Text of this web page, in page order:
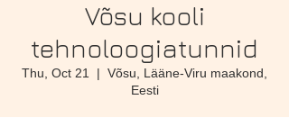
Võsu kooli
tehnoloogiatunnid
Thu, Oct 21
  |
Võsu, Lääne-Viru maakond,
Eesti